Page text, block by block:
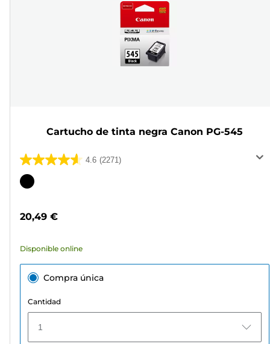
Cartucho de tinta negra Canon PG-545
4.6 (2271)
4.6
de
2271
Cartucho
color
20,49 €
Disponible online
Compra única
Cantidad
1